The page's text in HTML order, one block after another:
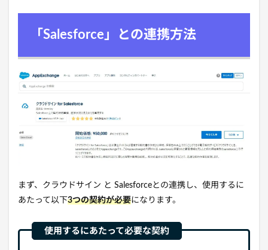
「Salesforce」との連携方法
まず、クラウドサイン と Salesforceとの連携し、使用するに
あたって以下3つの契約が必要になります。